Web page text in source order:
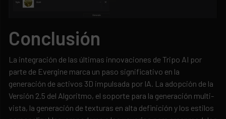
Conclusión
La integración de las últimas innovaciones de Tripo AI por
parte de Evergine marca un paso significativo en la
generación de activos 3D impulsada por IA. La adopción de la
Versión 2.5 del Algoritmo, el soporte para la generación multi-
vista, la generación de texturas en alta definición y los estilos